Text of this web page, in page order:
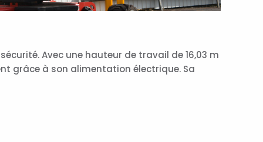
Avec une hauteur de travail de 16,03 m
grâce à son alimentation électrique. Sa